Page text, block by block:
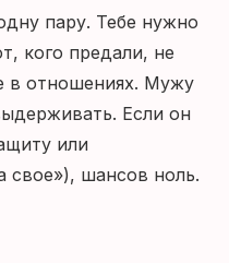
пару. Тебе нужно
кого предали, не
в отношениях. Мужу
Если он
или
свое»), шансов ноль.